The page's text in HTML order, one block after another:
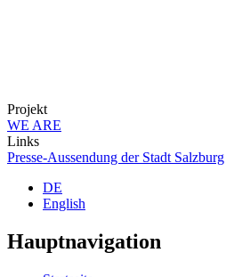
Projekt
WE ARE
Links
Presse-Aussendung der Stadt Salzburg
DE
English
Hauptnavigation